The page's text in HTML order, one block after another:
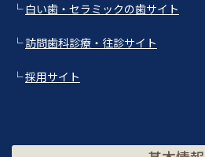
└白い歯・セラミックの歯サイト
└訪問歯科診療・往診サイト
└採用サイト